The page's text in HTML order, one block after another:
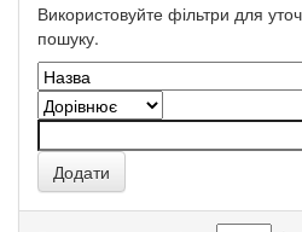
Використовуйте фільтри для
пошуку.